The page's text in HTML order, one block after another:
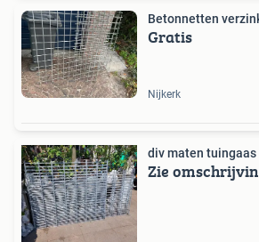
Betonnetten
Gratis
Nijkerk
div maten
Zie